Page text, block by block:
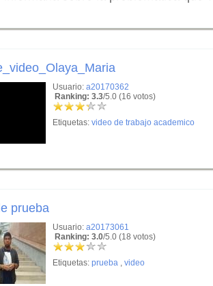
Usuario: a20170362
Ranking: 3.3/5.0 (16 votos)
Etiquetas: video de trabajo academico
prueba
Usuario: a20173061
Ranking: 3.0/5.0 (18 votos)
Etiquetas: prueba , video